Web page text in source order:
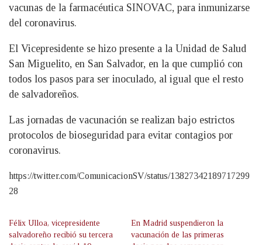
vacunas de la farmacéutica SINOVAC, para inmunizarse
del coronavirus.
El Vicepresidente se hizo presente a la Unidad de Salud
San Miguelito, en San Salvador, en la que cumplió con
todos los pasos para ser inoculado, al igual que el resto
de salvadoreños.
Las jornadas de vacunación se realizan bajo estrictos
protocolos de bioseguridad para evitar contagios por
coronavirus.
https://twitter.com/ComunicacionSV/status/13827342189717299
28
Félix Ulloa, vicepresidente
salvadoreño recibió su tercera
En Madrid suspendieron la
vacunación de las primeras